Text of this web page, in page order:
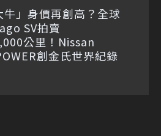
」身價再創高？全球
SV拍賣
公里！Nissan
創金氏世界紀錄